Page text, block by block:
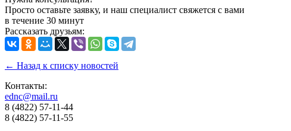
Просто оставьте заявку, и наш специалист свяжется с вами
в течение 30 минут
Рассказать друзьям:
← Назад к списку новостей
Контакты:
ednc@mail.ru
8 (4822) 57-11-44
8 (4822) 57-11-55